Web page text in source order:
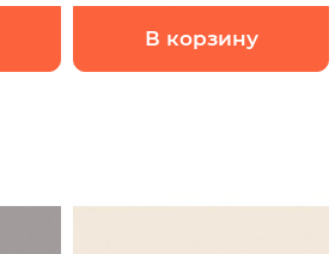
В корзину